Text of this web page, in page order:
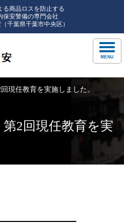
る商品ロスを防止する
保安警備の専門会社
千葉県千葉市中央区）
現任教育を実施しました。
2回現任教育を実